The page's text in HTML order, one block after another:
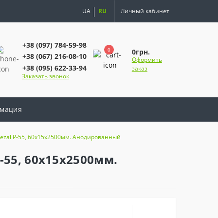
UA RU Личный кабинет
+38 (097) 784-59-98
+38 (067) 216-08-10
+38 (095) 622-33-94
Заказать звонок
0 0грн.
Оформить
заказ
Р-55, 60х15х2500мм. Анодированный
60х15х2500мм.